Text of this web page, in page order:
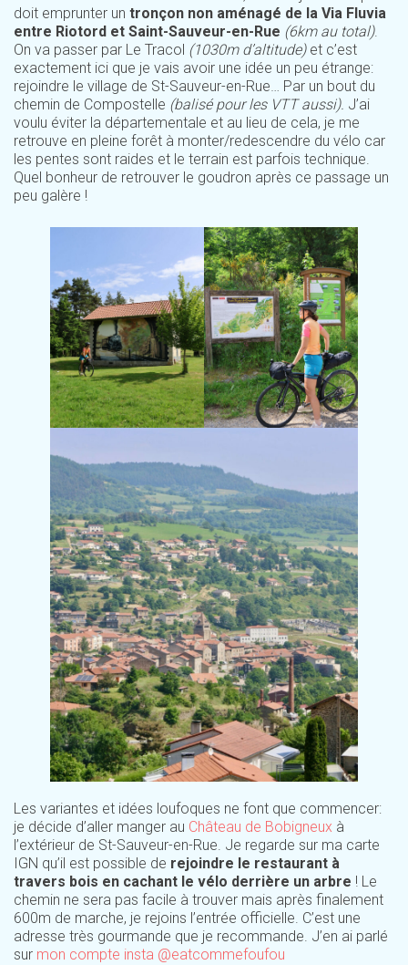
doit emprunter un tronçon non aménagé de la Via Fluvia
entre Riotord et Saint-Sauveur-en-Rue (6km au total).
On va passer par Le Tracol (1030m d’altitude)et c’est
exactement ici que je vais avoir une idée un peu étrange:
rejoindre le village de St-Sauveur-en-Rue… Par un bout du
chemin de Compostelle (balisé pour les VTT aussi). J’ai
voulu éviter la départementale et au lieu de cela, je me
retrouve en pleine forêt à monter/redescendre du vélo car
les pentes sont raides et le terrain est parfois technique.
Quel bonheur de retrouver le goudron après ce passage un
peu galère !
Les variantes et idées loufoques ne font que commencer:
je décide d’aller manger au Château de Bobigneux à
l’extérieur de St-Sauveur-en-Rue. Je regarde sur ma carte
IGN qu’il est possible de rejoindre le restaurant à
travers bois en cachant le vélo derrière un arbre ! Le
chemin ne sera pas facile à trouver mais après finalement
600m de marche, je rejoins l’entrée officielle. C’est une
adresse très gourmande que je recommande. J’en ai parlé
sur mon compte insta @eatcommefoufou